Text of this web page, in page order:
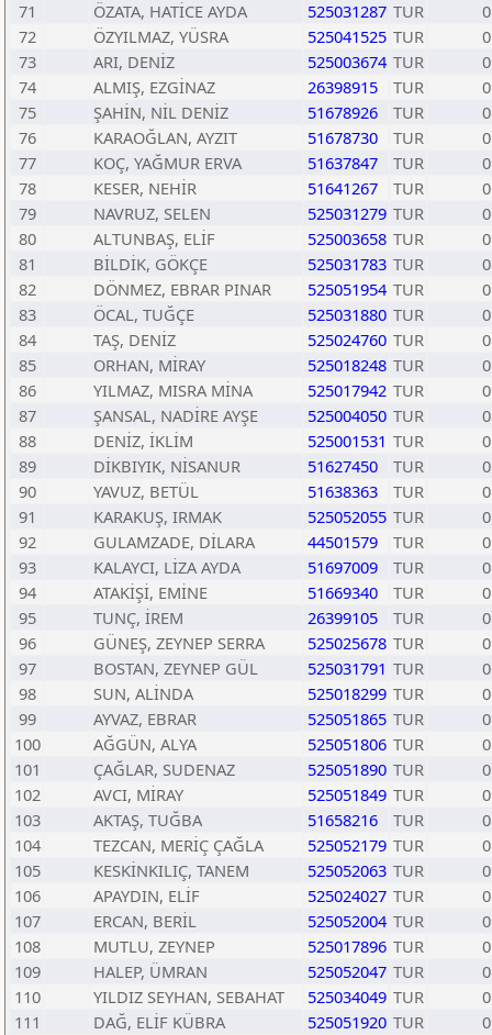
71 ÖZATA, HATİCE AYDA 525031287 TUR
0
72
ÖZYILMAZ, YÜSRA 525041525 TUR
0
73
ARI, DENİZ 525003674 TUR
0
74
ALMIŞ, EZGİNAZ 26398915 TUR
0
75
ŞAHİN, NİL DENİZ 51678926 TUR
0
76
KARAOĞLAN, AYZIT 51678730 TUR
0
77
KOÇ, YAĞMUR ERVA 51637847 TUR
0
78
KESER, NEHİR 51641267 TUR
0
79
NAVRUZ, SELEN 525031279 TUR
0
80
ALTUNBAŞ, ELİF 525003658 TUR
0
81
BİLDİK, GÖKÇE 525031783 TUR
0
82
DÖNMEZ, EBRAR PINAR 525051954 TUR
0
83
ÖCAL, TUĞÇE 525031880 TUR
0
84
TAŞ, DENİZ 525024760 TUR
0
85
ORHAN, MİRAY 525018248 TUR
0
86
YILMAZ, MISRA MİNA 525017942 TUR
0
87
ŞANSAL, NADİRE AYŞE 525004050 TUR
0
88
DENİZ, İKLİM 525001531 TUR
0
89
DİKBIYIK, NİSANUR 51627450 TUR
0
90
YAVUZ, BETÜL 51638363 TUR
0
91
KARAKUŞ, IRMAK 525052055 TUR
0
92
GULAMZADE, DİLARA 44501579 TUR
0
93
KALAYCI, LİZA AYDA 51697009 TUR
0
94
ATAKİŞİ, EMİNE 51669340 TUR
0
95
TUNÇ, İREM 26399105 TUR
0
96
GÜNEŞ, ZEYNEP SERRA 525025678 TUR
0
97
BOSTAN, ZEYNEP GÜL 525031791 TUR
0
98
SUN, ALİNDA 525018299 TUR
0
99
AYVAZ, EBRAR 525051865 TUR
0
100
AĞGÜN, ALYA 525051806 TUR
0
101
ÇAĞLAR, SUDENAZ 525051890 TUR
0
102
AVCI, MİRAY 525051849 TUR
0
103
AKTAŞ, TUĞBA 51658216 TUR
0
104
TEZCAN, MERİÇ ÇAĞLA 525052179 TUR
0
105
KESKİNKILIÇ, TANEM 525052063 TUR
0
106
APAYDIN, ELİF 525024027 TUR
0
107
ERCAN, BERİL 525052004 TUR
0
108
MUTLU, ZEYNEP 525017896 TUR
0
109
HALEP, ÜMRAN 525052047 TUR
0
110
YILDIZ SEYHAN, SEBAHAT 525034049 TUR
0
111
DAĞ, ELİF KÜBRA 525051920 TUR
0